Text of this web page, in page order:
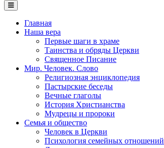
Главная
Наша вера
Первые шаги в храме
Таинства и обряды Церкви
Священное Писание
Мир. Человек. Слово
Религиозная энциклопедия
Пастырские беседы
Вечные глаголы
История Христианства
Мудрецы и пророки
Семья и общество
Человек в Церкви
Психология семейных отношений